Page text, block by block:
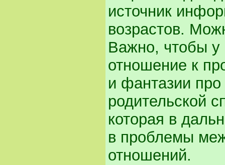
источник
возрастов.
Важно, чтобы
отношение к
и фантазии
родительской
которая в
в проблемы
отношений.